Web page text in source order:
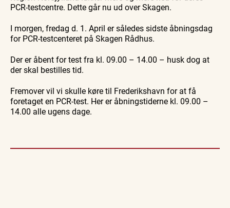
Se events
med
fra 1937
med
fra 1937
Tunø
PCR-testcentre. Dette går nu ud over Skagen.
I morgen, fredag d. 1. April er således sidste åbningsdag
for PCR-testcenteret på Skagen Rådhus.
Der er åbent for test fra kl. 09.00 – 14.00 – husk dog at
der skal bestilles tid.
Fremover vil vi skulle køre til Frederikshavn for at få
foretaget en PCR-test. Her er åbningstiderne kl. 09.00 –
14.00 alle ugens dage.